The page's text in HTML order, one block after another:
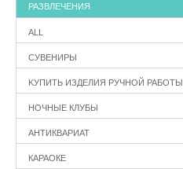
РАЗВЛЕЧЕНИЯ
ALL
СУВЕНИРЫ
KУПИТЬ ИЗДЕЛИЯ РУЧНОЙ РАБОТЫ
НОЧНЫЕ КЛУБЫ
АНТИКВАРИАТ
КАРАОКЕ